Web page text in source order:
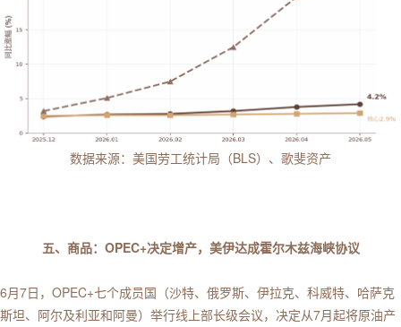
数据来源：美国劳工统计局（BLS）、歌斐资产
五、商品：OPEC+决定增产，美伊达成霍尔木兹海峡协议
6月7日，OPEC+七个成员国（沙特、俄罗斯、伊拉克、科威特、哈萨克
斯坦、阿尔及利亚和阿曼）举行线上部长级会议，决定从7月起将原油产